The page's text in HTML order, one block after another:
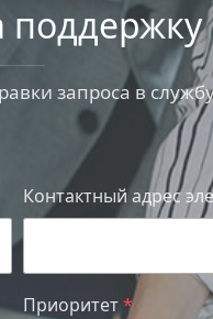
поддержку
запроса в
Контактный адрес
Приоритет